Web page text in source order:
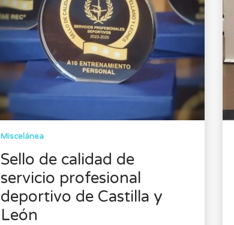
Miscelánea
Sello de calidad de
servicio profesional
deportivo de Castilla y
León